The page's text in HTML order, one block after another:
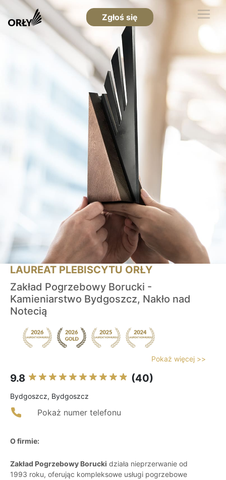
Zgłoś się
LAUREAT PLEBISCYTU ORŁY
Zakład Pogrzebowy Borucki -
Kamieniarstwo Bydgoszcz, Nakło nad
Notecią
Pokaż więcej >>
9.8 (40)
Bydgoszcz, Bydgoszcz
Pokaż numer telefonu
O firmie:
Zakład Pogrzebowy Borucki działa nieprzerwanie od
1993 roku, oferując kompleksowe usługi pogrzebowe